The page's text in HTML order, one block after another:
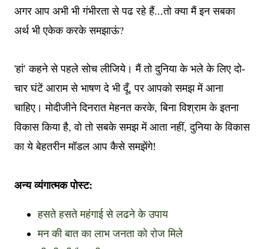
अगर आप अभी भी गंभीरता से पढ रहे हैं...तो क्या मैं इन सबका
अर्थ भी एकेक करके समझाऊं?
'हां' कहने से पहले सोच लीजिये। मैं तो दुनिया के भले के लिए दो-
चार घंटें आराम से भाषण दे भी दूँ,पर आपको समझ में आना
चाहिए। मोदीजीने दिनरात मेहनत करके,बिना विश्राम के इतना
विकास किया है,वो तो सबके समझ में आता नहीं,दुनिया के विकास
का ये बेहतरीन मॉडल आप कैसे समझेंगे!
अन्य व्यंगात्मक पोस्ट:
हसते हसते महंगाई से लढने के उपाय
मन की बात का लाभ जनता को रोज मिले